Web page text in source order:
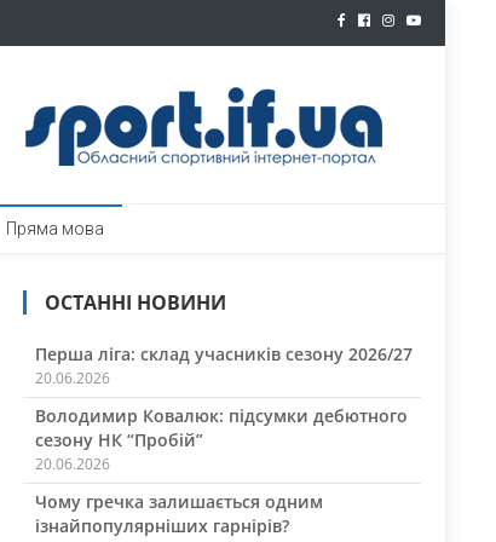
Пряма мова
ОСТАННІ НОВИНИ
Перша ліга: склад учасників сезону 2026/27
20.06.2026
Володимир Ковалюк: підсумки дебютного
сезону НК “Пробій”
20.06.2026
Чому гречка залишається одним
ізнайпопулярніших гарнірів?